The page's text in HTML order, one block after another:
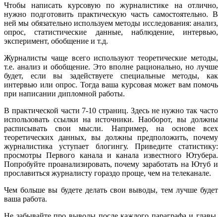
Чтобы написать курсовую по журналистике на отлично,
нужно подготовить практическую часть самостоятельно. В
ней мы обязательно используем методы исследования: анализ,
опрос, статистические данные, наблюдение, интервью,
эксперимент, обобщение и т.д.
Журналисты чаще всего используют теоретические методы,
т.е. анализ и обобщение. Это вполне рационально, но лучше
будет, если вы задействуете специальные методы, как
интервью или опрос. Тогда ваша курсовая может вам помочь
при написании дипломной работы.
В практической части 7-10 страниц. Здесь не нужно так часто
использовать ссылки на источники. Наоборот, вы должны
расписывать свои мысли. Например, на основе всех
теоретических данных, вы должны предположить, почему
журналистика уступает блогингу. Приведите статистику:
просмотры Первого канала и канала известного Ютубера.
Попробуйте проанализировать, почему заработать на Ютуб и
прославиться журналисту гораздо проще, чем на телеканале.
Чем больше вы будете делать свои выводы, тем лучше будет
ваша работа.